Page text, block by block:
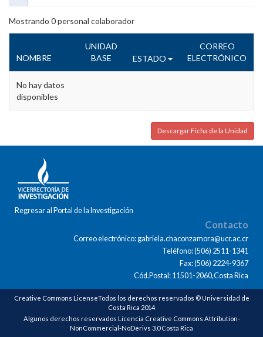
Mostrando 0personal colaborador
NOMBRE
UNIDAD
BASE
ESTADO
CORREO
ELECTRÓNICO
No hay datos
disponibles
Descargar Ficha de la Unidad
Regresar al Portal de la Investigación
Contacto
Correo electrónico: gabriela.chaconzamora@ucr.ac.cr
Teléfono: (506) 2511-1341
Fax: (506) 2224-9367
Cód.Postal: 11501-2060,Costa Rica
Creative Commons LicenseTodos los derechos reservados © Universidad de
Costa Rica 2014
Algunos derechos reservados Licencia Creative Commons Attribution-
NonCommercial-NoDerivs 3.0 Costa Rica